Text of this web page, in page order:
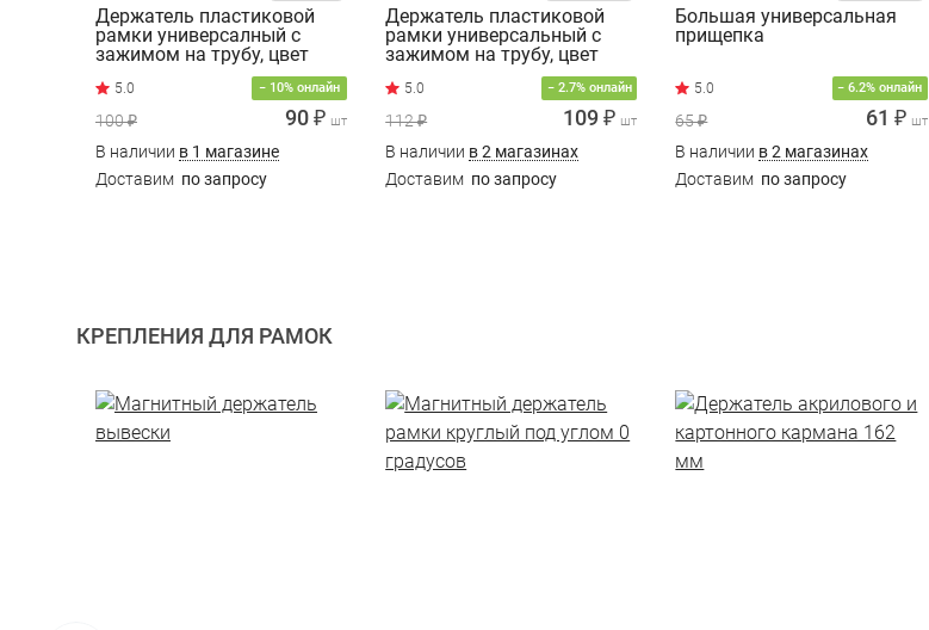
Держатель пластиковой
рамки универсалный с
зажимом на трубу, цвет
− 10% онлайн
100 ₽ 90 ₽ шт
В наличии в 1 магазине
Доставим по запросу
Держатель пластиковой
рамки универсальный с
зажимом на трубу, цвет
5.0 − 2.7% онлайн
112 ₽ 109 ₽ шт
В наличии в 2 магазинах
Доставим по запросу
Большая универсальная
прищепка
− 6.2% онлайн
65 ₽ 61 ₽ шт
В наличии в 2 магазинах
Доставим по запросу
КРЕПЛЕНИЯ ДЛЯ РАМОК